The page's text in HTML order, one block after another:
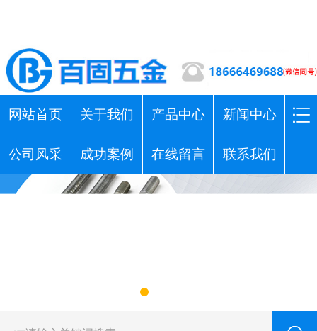
网站首页 关于我们 产品中心 新闻中心
公司风采 成功案例 在线留言 联系我们